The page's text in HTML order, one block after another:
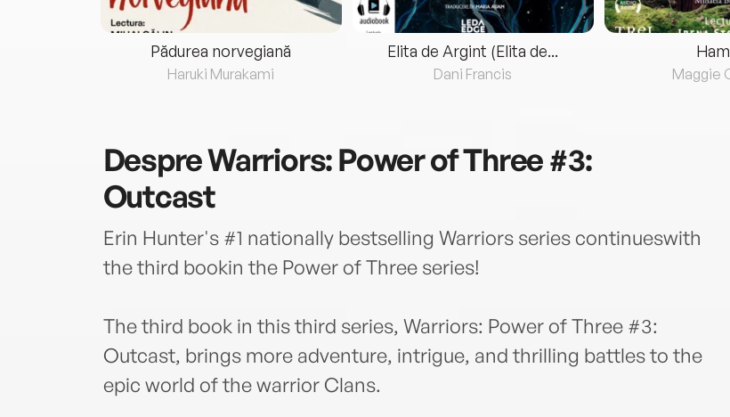
Pădurea norvegiană
Haruki Murakami
Elita de Argint (Elita de...
Dani Francis Maggie
DespreWarriors: Power of Three #3:
Outcast
Erin Hunter's #1 nationally bestselling Warriors series continueswith
the third bookin the Power of Three series!
The third book in this third series, Warriors: Power of Three #3:
Outcast, brings more adventure, intrigue, and thrilling battles to the
epic world of the warrior Clans.